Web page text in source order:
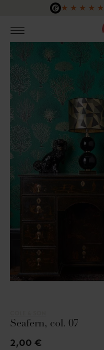
Zum Hauptinhalt springen
★ ★ ★ ★ ★
Seafern, col. 07
2,00 €